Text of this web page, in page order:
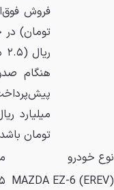
فروش
تومان
نوع خودرو
MAZDA EZ-6 (EREV)